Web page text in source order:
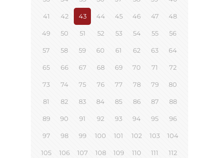
41 42 43 44 45 46 47 48
49 50 51 52 53 54 55 56
57 58 59 60 61 62 63 64
65 66 67 68 69 70 71 72
73 74 75 76 77 78 79 80
81 82 83 84 85 86 87 88
89 90 91 92 93 94 95 96
97 98 99 100 101 102 103 104
105 106 107 108 109 110 111 112